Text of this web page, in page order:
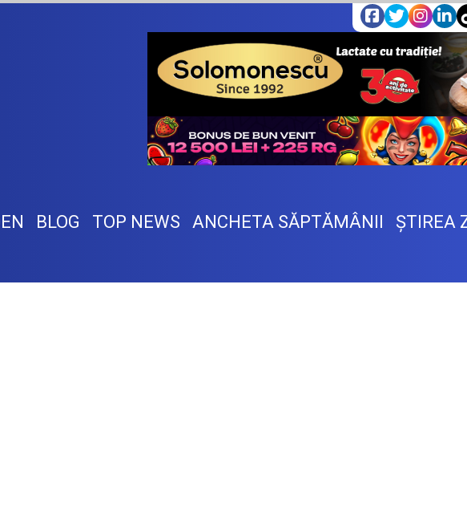
BLOG TOP NEWS ANCHETA SĂPTĂMÂNII ŞTIREA